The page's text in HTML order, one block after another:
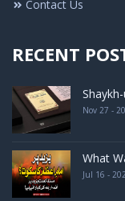
Contact Us
RECENT
Nov 27 -
What
Jul 16 -